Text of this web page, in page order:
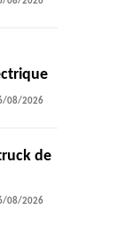
08/2026
de
08/2026